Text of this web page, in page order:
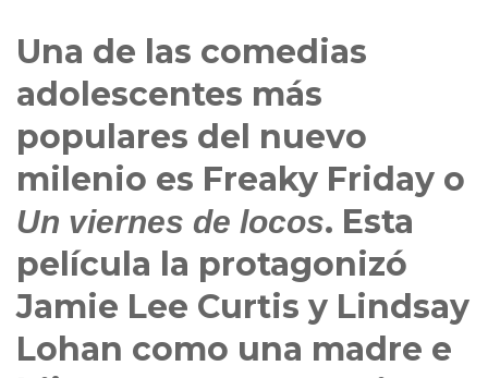
Una de las comedias
adolescentes más
populares del nuevo
milenio es Freaky Friday o
Un viernes de locos. Esta
película la protagonizó
Jamie Lee Curtis y Lindsay
Lohan como una madre e